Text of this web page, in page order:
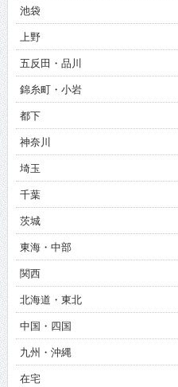
池袋
上野
五反田・品川
錦糸町・小岩
都下
神奈川
埼玉
千葉
茨城
東海・中部
関西
北海道・東北
中国・四国
九州・沖縄
在宅